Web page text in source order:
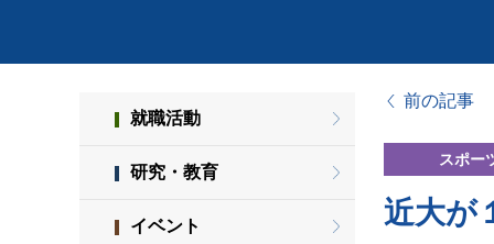
前の記事
スポー
近大が
就職活動
研究・教育
イベント